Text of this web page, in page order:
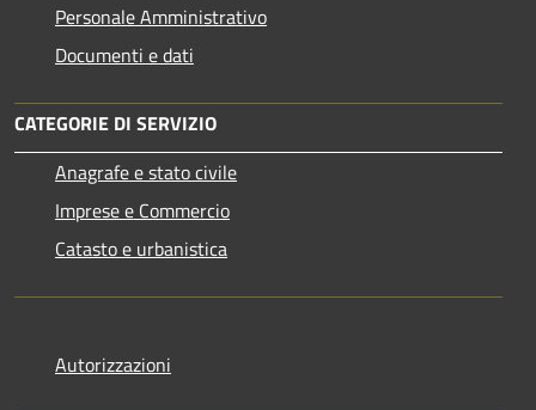
Personale Amministrativo
Documenti e dati
CATEGORIE DI SERVIZIO
Anagrafe e stato civile
Imprese e Commercio
Catasto e urbanistica
Autorizzazioni